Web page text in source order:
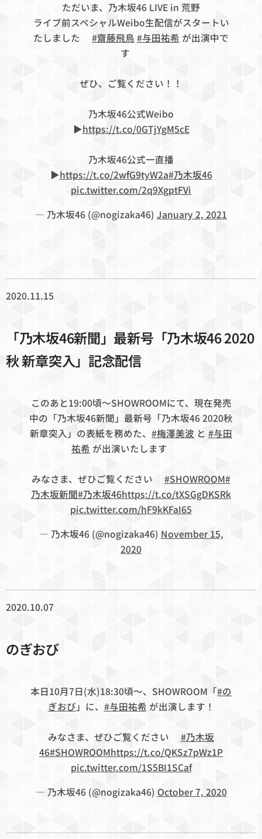
ただいま、乃木坂46 LIVE in 荒野
ライブ前スペシャルWeibo生配信がスタートい
たしました✨ #齋藤飛鳥 #与田祐希 が出演中で
す🚀
ぜひ、ご覧ください！！
乃木坂46公式Weibo
▶︎https://t.co/0GTjYgM5cE
乃木坂46公式一直播
▶︎https://t.co/2wfG9tyW2a#乃木坂46
pic.twitter.com/2q9XgptFVi
— 乃木坂46 (@nogizaka46) January 2, 2021
2020.11.15
「乃木坂46新聞」最新号「乃木坂46 2020
秋 新章突入」記念配信
このあと19:00頃〜SHOWROOMにて、現在発売
中の「乃木坂46新聞」最新号「乃木坂46 2020秋
新章突入」の表紙を務めた、 #梅澤美波 と #与田
祐希 が出演いたします📚✨
みなさま、ぜひご覧ください💁‍♀️ #SHOWROOM#
乃木坂新聞#乃木坂46https://t.co/tXSGgDKSRk
pic.twitter.com/hF9kKFaI65
— 乃木坂46 (@nogizaka46) November 15,
2020
2020.10.07
のぎおび
本日10月7日(水)18:30頃〜、SHOWROOM「#の
ぎおび 」に、 #与田祐希 が出演します！
みなさま、ぜひご覧ください👀 #乃木坂
46#SHOWROOMhttps://t.co/QKSz7pWz1P
pic.twitter.com/1S5BI1SCaf
— 乃木坂46 (@nogizaka46) October 7, 2020